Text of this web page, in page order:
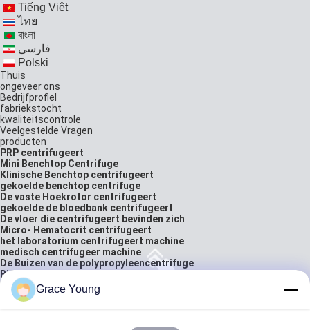
Tiếng Việt
ไทย
বাংলা
فارسی
Polski
Thuis
ongeveer ons
Bedrijfprofiel
fabriekstocht
kwaliteitscontrole
Veelgestelde Vragen
producten
PRP centrifugeert
Mini Benchtop Centrifuge
Klinische Benchtop centrifugeert
gekoelde benchtop centrifuge
De vaste Hoekrotor centrifugeert
gekoelde de bloedbank centrifugeert
De vloer die centrifugeert bevinden zich
Micro- Hematocrit centrifugeert
het laboratorium centrifugeert machine
medisch centrifugeer machine
De Buizen van de polypropyleencentrifuge
Biologisch Laboratoriummateriaal
Bloedzakbuisverzegelaar
laboratorium analytische balans
oplossingen
Grace Young